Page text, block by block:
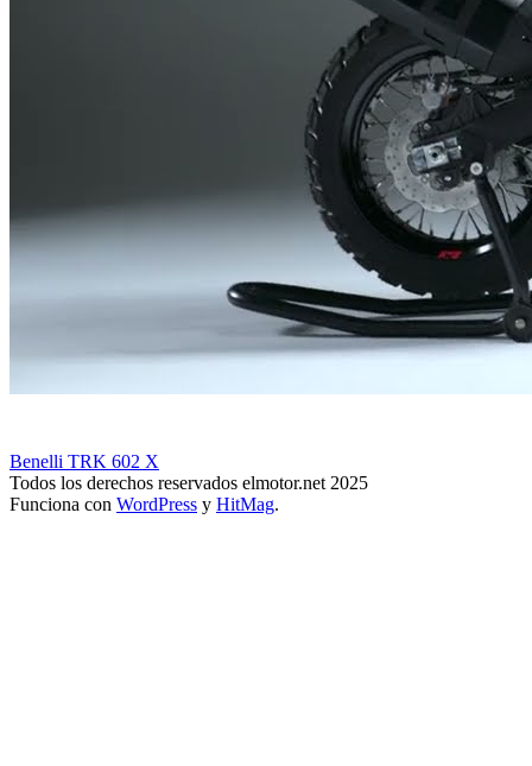
Benelli TRK 602 X
Todos los derechos reservados elmotor.net 2025
Funciona con WordPress y HitMag.